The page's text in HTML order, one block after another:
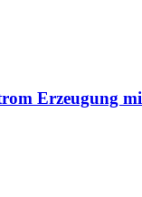
Erzeugung